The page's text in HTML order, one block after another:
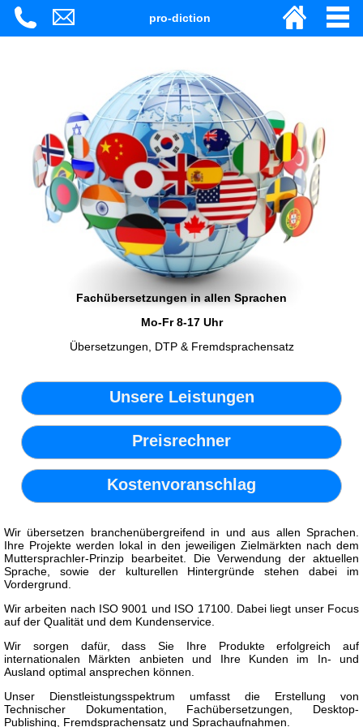
pro-diction
Fachübersetzungen in allen Sprachen
Mo-Fr 8-17 Uhr
Übersetzungen, DTP & Fremdsprachensatz
Unsere Leistungen
Preisrechner
Kostenvoranschlag
Wir übersetzen branchenübergreifend in und aus allen Sprachen.
Ihre Projekte werden lokal in den jeweiligen Zielmärkten nach dem
Muttersprachler-Prinzip bearbeitet. Die Verwendung der aktuellen
Sprache, sowie der kulturellen Hintergründe stehen dabei im
Vordergrund.
Wir arbeiten nach ISO 9001 und ISO 17100. Dabei liegt unser Focus
auf der Qualität und dem Kundenservice.
Wir sorgen dafür, dass Sie Ihre Produkte erfolgreich auf
internationalen Märkten anbieten und Ihre Kunden im In- und
Ausland optimal ansprechen können.
Unser Dienstleistungsspektrum umfasst die Erstellung von
Technischer Dokumentation, Fachübersetzungen, Desktop-
Publishing, Fremdsprachensatz und Sprachaufnahmen.